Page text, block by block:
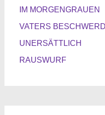
IM MORGENGRAUEN
VATERS
UNERSÄTTLICH
RAUSWURF